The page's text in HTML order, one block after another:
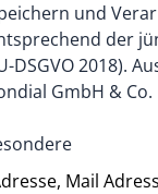
und
der
2018).
GmbH &
Mail